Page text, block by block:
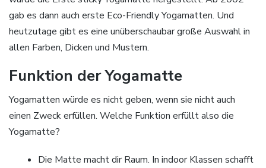
gab es dann auch erste Eco-Friendly Yogamatten. Und
heutzutage gibt es eine unüberschaubar große Auswahl in
allen Farben, Dicken und Mustern.
Funktion der Yogamatte
Yogamatten würde es nicht geben, wenn sie nicht auch
einen Zweck erfüllen. Welche Funktion erfüllt also die
Yogamatte?
Die Matte macht dir Raum. In indoor Klassen schafft